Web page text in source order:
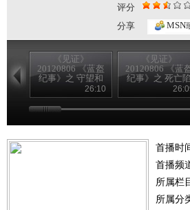
评分
分享
MSN
《见证》
20120806 《蓝盔
纪事》之 守望和
26:10
《见证》
20120806 《蓝
纪事》之 死亡陷
首播时
首播频
所属栏
所属分